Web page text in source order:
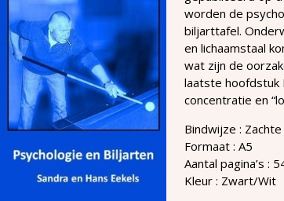
worden de
biljarttafel.
en lichaamstaal
wat zijn de
laatste hoofdstuk
concentratie en
Bindwijze :
Formaat : A5
Aantal pagina’s :
Kleur : Zwart/Wit